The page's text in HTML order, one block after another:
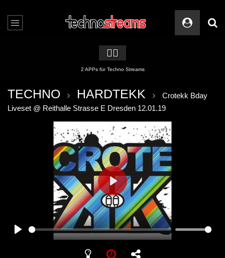
🏳️‍🌈
2 APPs für Techno Streams
TECHNO HARDTEKK
Crotekk Bday
Liveset @ Reithalle Strasse E Dresden 12.01.19
PLAY